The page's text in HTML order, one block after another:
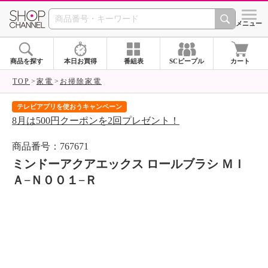
SHOP CHANNEL シメニュー
商品を探す 本日お買得 番組表 SCピープル カート
TOP 家電 お掃除家電
テレビアプリを使おうキャンペーン
8月は500円クーポンを2回プレゼント！
商品番号：767671
ミンドーアクアエックス ロールブラシ ＭＩ
Ａ−Ｎ００１−Ｒ